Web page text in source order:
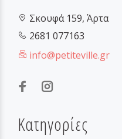
Σκουφά 159, Άρτα
2681 077163
info@petiteville.gr
Κατηγορίες